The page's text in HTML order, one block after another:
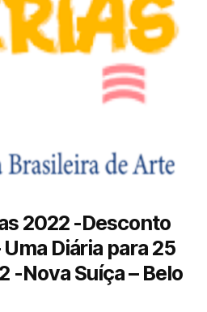
2022 -Desconto
Diária para 25
-Nova Suíça – Belo